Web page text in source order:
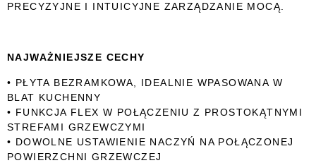
PRECYZYJNE I INTUICYJNE ZARZĄDZANIE MOCĄ.
NAJWAŻNIEJSZE CECHY
• PŁYTA BEZRAMKOWA, IDEALNIE WPASOWANA W
BLAT KUCHENNY
• FUNKCJA FLEX W POŁĄCZENIU Z PROSTOKĄTNYMI
STREFAMI GRZEWCZYMI
• DOWOLNE USTAWIENIE NACZYŃ NA POŁĄCZONEJ
POWIERZCHNI GRZEWCZEJ